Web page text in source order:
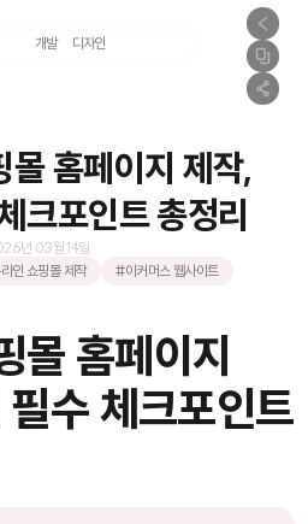
개발 디자인
몰 홈페이지 제작,
크포인트 총정리
년 03월 14일
인 쇼핑몰 제작 #이커머스 웹사이트
몰 홈페이지
수 체크포인트